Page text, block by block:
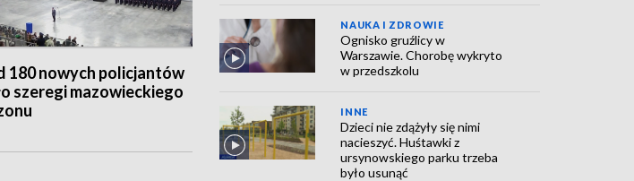
180 nowych policjantów
szeregi mazowieckiego
NAUKA I ZDROWIE
Ognisko gruźlicy w
Warszawie. Chorobę wykryto
w przedszkolu
INNE
Dzieci nie zdążyły się nimi
nacieszyć. Huśtawki z
ursynowskiego parku trzeba
było usunąć